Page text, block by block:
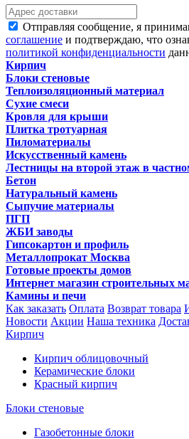
Отправляя сообщение, я
соглашение и подтверждаю, что
политикой конфиденциальности
Кирпич
Блоки стеновые
Теплоизоляционный материал
Сухие смеси
Кровля для крыши
Плитка тротуарная
Пиломатериалы
Искусственный камень
Лестницы на второй этаж в
Бетон
Натуральный камень
Сыпучие материалы
ПГП
ЖБИ заводы
Гипсокартон и профиль
Металлопрокат Москва
Готовые проекты домов
Интернет магазин строительных
Камины и печи
Как заказать Оплата Возврат товара
Новости Акции Наша техника
Кирпич
Кирпич облицовочный
Керамические блоки
Красный кирпич
Блоки стеновые
Газобетонные блоки